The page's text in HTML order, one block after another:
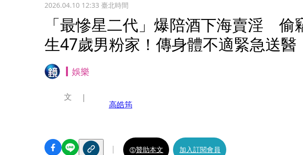
2026.04.10 12:33 臺北時間
「最慘星二代」爆陪酒下海賣淫 偷
生47歲男粉家！傳身體不適緊急送醫
娛樂
文
高皓筠
贊助本文 加入訂閱會員